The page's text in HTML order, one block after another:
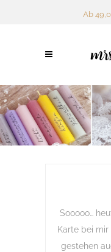
Ab
Sooooo…
Karte bei
gestehen